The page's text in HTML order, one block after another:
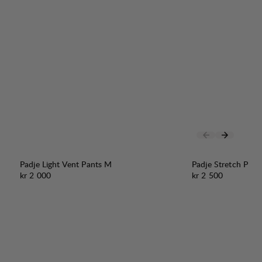
Padje Light Vent Pants M
Pris:
kr 2 000
Padje Stretch
Pris:
kr 2 500